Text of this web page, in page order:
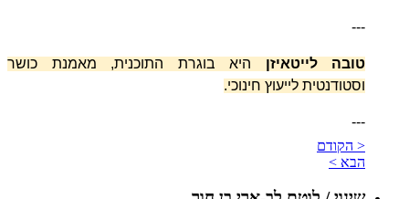
---
טובה לייטאיזן היא בוגרת התוכנית, מאמנת כושר
וסטודנטית לייעוץ חינוכי.
---
< הקודם
הבא >